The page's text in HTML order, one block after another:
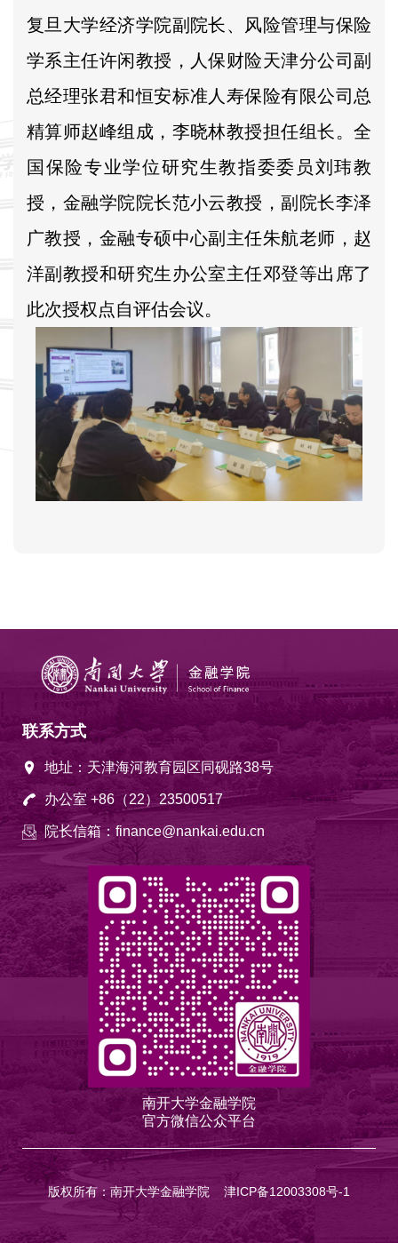
复旦大学经济学院副院长、风险管理与保险
学系主任许闲教授，人保财险天津分公司副
总经理张君和恒安标准人寿保险有限公司总
精算师赵峰组成，李晓林教授担任组长。全
国保险专业学位研究生教指委委员刘玮教
授，金融学院院长范小云教授，副院长李泽
广教授，金融专硕中心副主任朱航老师，赵
洋副教授和研究生办公室主任邓登等出席了
此次授权点自评估会议。
联系方式
地址：天津海河教育园区同砚路38号
办公室 +86（22）23500517
院长信箱：finance@nankai.edu.cn
南开大学金融学院
官方微信公众平台
版权所有：南开大学金融学院 津ICP备12003308号-1